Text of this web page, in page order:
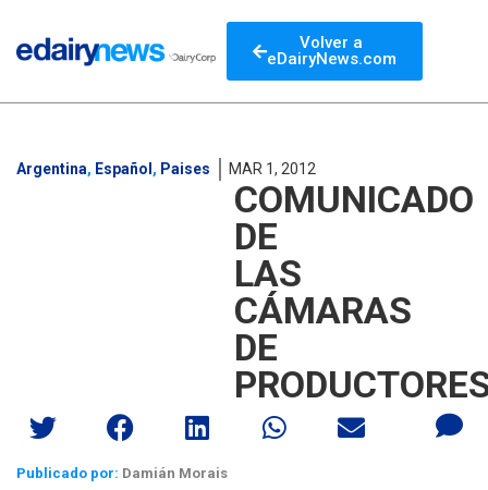
Volver a
eDairyNews.com
Argentina, Español , Paises MAR 1, 2012
COMUNICADO
DE
LAS
CÁMARAS
DE
Publicado por: Damián Morais